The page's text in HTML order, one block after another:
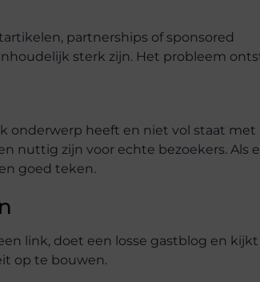
partnerships of sponsored
sterk zijn. Het probleem
onderwerp heeft en niet vol staat met
nuttig zijn voor echte bezoekers. Als
goed teken.
link, doet een losse gastblog en kijkt
op te bouwen.